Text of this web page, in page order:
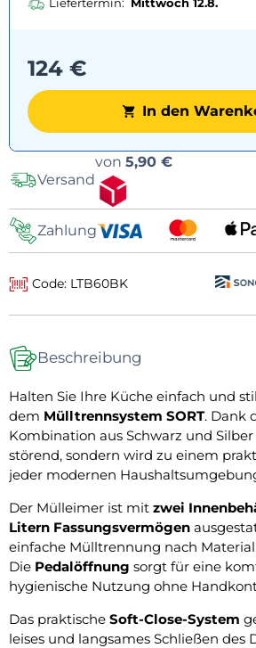
124 €
In den
Versand
von 5,90 €
Zahlung
Code: LTB60BK
Beschreibung
Halten Sie Ihre Küche einfach und
dem Mülltrennsystem SORT. Dank
Kombination aus Schwarz und
störend, sondern wird zu einem
jeder modernen
Der Mülleimer ist mit zwei
Litern Fassungsvermögen
einfache Mülltrennung nach
Die Pedalöffnung sorgt für eine
hygienische Nutzung ohne
Das praktische Soft-Close-System
leises und langsames Schließen des